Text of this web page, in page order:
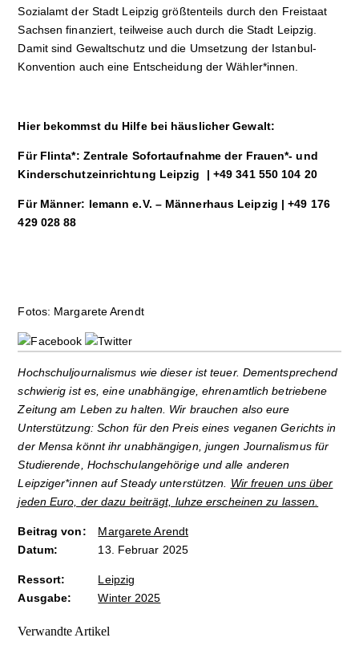
Sozialamt der Stadt Leipzig größtenteils durch den Freistaat
Sachsen finanziert, teilweise auch durch die Stadt Leipzig.
Damit sind Gewaltschutz und die Umsetzung der Istanbul-
Konvention auch eine Entscheidung der Wähler*innen.
Hier bekommst du Hilfe bei häuslicher Gewalt:
Für Flinta*: Zentrale Sofortaufnahme der Frauen*- und
Kinderschutzeinrichtung Leipzig | +49 341 550 104 20
Für Männer: lemann e.V. – Männerhaus Leipzig | +49 176
429 028 88
Fotos: Margarete Arendt
Hochschuljournalismus wie dieser ist teuer. Dementsprechend
schwierig ist es, eine unabhängige, ehrenamtlich betriebene
Zeitung am Leben zu halten. Wir brauchen also eure
Unterstützung: Schon für den Preis eines veganen Gerichts in
der Mensa könnt ihr unabhängigen, jungen Journalismus für
Studierende, Hochschulangehörige und alle anderen
Leipziger*innen auf Steady unterstützen. Wir freuen uns über
jeden Euro, der dazu beiträgt, luhze erscheinen zu lassen.
Beitrag von:
Margarete Arendt
Datum:
13. Februar 2025
Ressort:
Leipzig
Ausgabe:
Winter 2025
Verwandte Artikel